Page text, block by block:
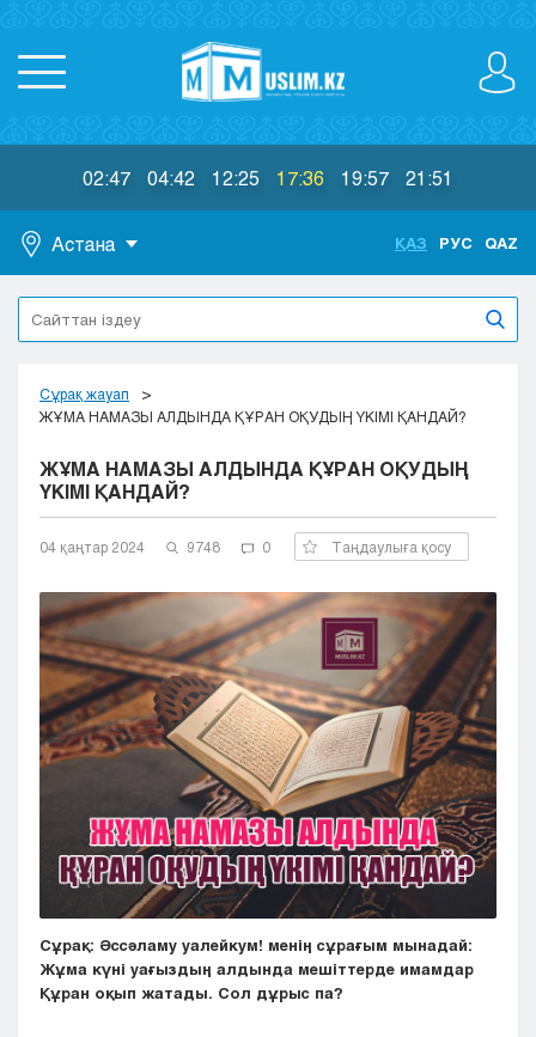
02:47 04:42 12:25 17:36 19:57 21:51
Астана
Астана
Алматы
Актобе
Атырау
Караганда
Кокшетау
Кызылорда
Петропавловск
Семей
Талдыкорган
Тараз
Туркестан
Уральск
Шымкент
ҚАЗ РУС QAZ
Сұрақ жауап
ЖҰМА НАМАЗЫ АЛДЫНДА ҚҰРАН ОҚУДЫҢ ҮКІМІ ҚАНДАЙ?
ЖҰМА НАМАЗЫ АЛДЫНДА ҚҰРАН ОҚУДЫҢ
ҮКІМІ ҚАНДАЙ?
04 қаңтар 2024 9748 0 Таңдаулыға қосу
Сұрақ: Әссәламу уалейкум! менің сұрағым мынадай:
Жұма күні уағыздың алдында мешіттерде имамдар
Құран оқып жатады. Сол дұрыс па?